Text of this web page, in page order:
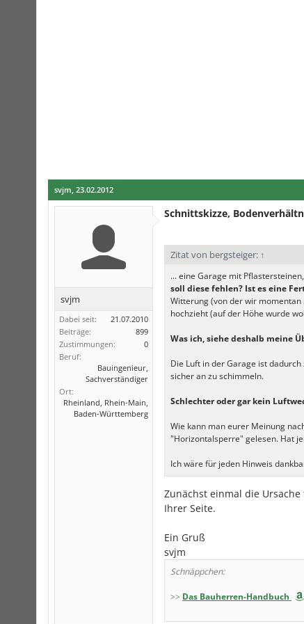
svjm, 23.02.2012
svjm
Dabei seit:
21.07.2010
Beiträge:
899
Zustimmungen:
0
Beruf:
Bauingenieur,
Sachverständiger
Ort:
Rheinland, Rhein-Main,
Baden-Württemberg
Schnittskizze,
Zitat von bergsteiger: ↑
... eine Garage mit
soll diese fehlen? Ist es eine
Witterung (von der wir momentan
hochzieht (auf der Höhe wurde
Was ich, siehe deshalb meine
Die Luft in der Garage ist
sicher an zu schimmeln.
Schlechter oder gar kein
Wie kann man eurer Meinung
"Horizontalsperre" gelesen. Hat
Ich wäre für jeden Hinweis
Zunächst einmal die
Ihrer Seite.
Ein Gruß
svjm
Schnäppchen:
>> Das Bauherren-Handbuch